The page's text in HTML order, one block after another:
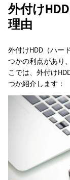
外付け
理由
外付けHDD（ハー
つかの利点があり
こでは、外付け
つか紹介します：